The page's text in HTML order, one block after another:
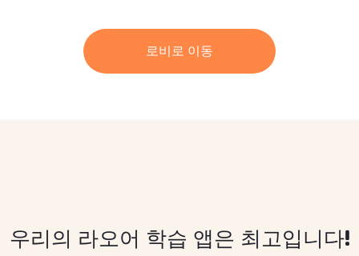
로비로 이동
우리의 라오어 학습 앱은 최고입니다!